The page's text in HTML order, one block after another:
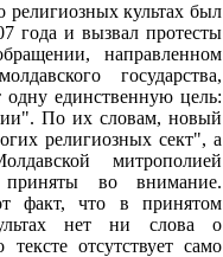
культах был
года и вызвал протесты
направленном
государства,
одну единственную цель:
По их словам, новый
религиозных сект", а
митрополией
приняты во внимание.
факт, что в принятом
нет ни слова о
отсутствует само